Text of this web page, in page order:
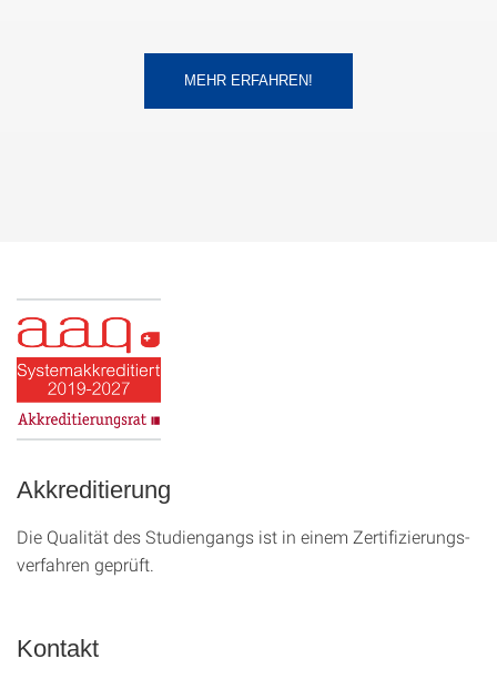
MEHR ERFAHREN!
Akkreditierung
Die Qualität des Studien­gangs ist in einem Zer­ti­fizier­ungs­
ver­fahren geprüft.
Kontakt